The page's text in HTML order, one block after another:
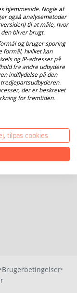
·Brugerbetingelser·
hjemmeside. Nogle af
også analysemetoder
til at måle, hvor
bliver brugt.
og bruger sporing
formål, hvilket kan
og IP-adresser på
fra andre udbydere
indflydelse på den
der er beskrevet
for fremtiden.
tilpas cookies